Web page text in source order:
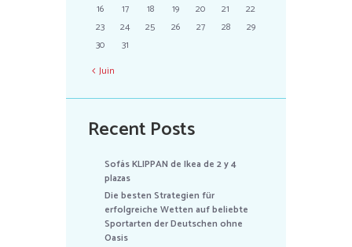
16
17 18 19 20 21
22
23
24 25 26 27 28
29
30
31
Juin
Recent Posts
Sofás KLIPPAN de Ikea de 2 y 4
plazas
Die besten Strategien für
erfolgreiche Wetten auf beliebte
Sportarten der Deutschen ohne
Oasis